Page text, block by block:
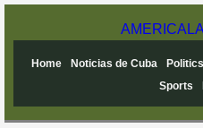
AMERICA
Home Noticias de Cuba Politics
Sports